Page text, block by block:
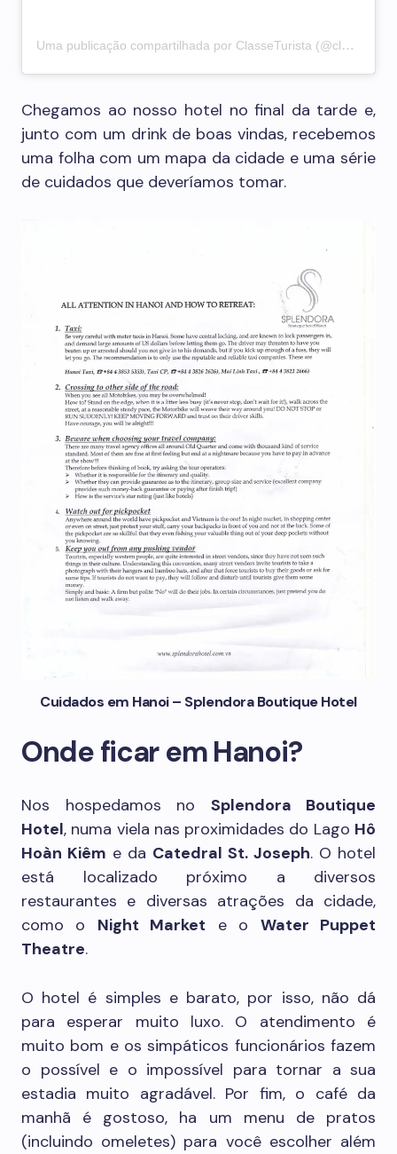
Uma publicação compartilhada por ClasseTurista (@classeturista)
Chegamos ao nosso hotel no final da tarde e,
junto com um drink de boas vindas, recebemos
uma folha com um mapa da cidade e uma série
de cuidados que deveríamos tomar.
Cuidados em Hanoi – Splendora Boutique Hotel
Onde ficar em Hanoi?
Nos hospedamos no Splendora Boutique
Hotel, numa viela nas proximidades do Lago Hô
Hoàn Kiêm e da Catedral St. Joseph. O hotel
está localizado próximo a diversos
restaurantes e diversas atrações da cidade,
como o Night Market e o Water Puppet
Theatre.
O hotel é simples e barato, por isso, não dá
para esperar muito luxo. O atendimento é
muito bom e os simpáticos funcionários fazem
o possível e o impossível para tornar a sua
estadia muito agradável. Por fim, o café da
manhã é gostoso, ha um menu de pratos
(incluindo omeletes) para você escolher além